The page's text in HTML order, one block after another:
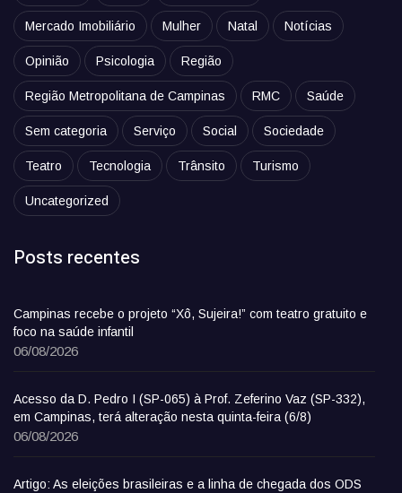
Mercado Imobiliário Mulher Natal Notícias
Opinião Psicologia Região
Região Metropolitana de Campinas RMC Saúde
Sem categoria Serviço Social Sociedade
Teatro Tecnologia Trânsito Turismo
Uncategorized
Posts recentes
Campinas recebe o projeto “Xô, Sujeira!” com teatro gratuito e
foco na saúde infantil
06/08/2026
Acesso da D. Pedro I (SP-065) à Prof. Zeferino Vaz (SP-332),
em Campinas, terá alteração nesta quinta-feira (6/8)
06/08/2026
Artigo: As eleições brasileiras e a linha de chegada dos ODS